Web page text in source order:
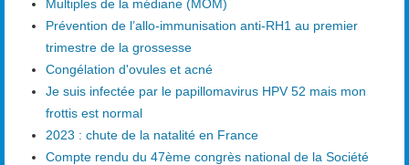
Multiples de la médiane (MOM)
Prévention de l’allo-immunisation anti-RH1 au premier
trimestre de la grossesse
Congélation d'ovules et acné
Je suis infectée par le papillomavirus HPV 52 mais mon
frottis est normal
2023 : chute de la natalité en France
Compte rendu du 47ème congrès national de la Société